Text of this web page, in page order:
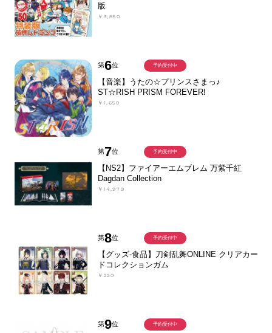
版
￥3,850
第6位
【音楽】うたの☆プリンスさまっ♪
ST☆RISH PRISM FOREVER!
￥1,650
予約受付中
第7位
【NS2】ファイアーエムブレム 万紫千紅
Dagdan Collection
￥14,979
予約受付中
第8位
【グッズ-食品】刀剣乱舞ONLINE クリアカー
ドコレクションガム
￥220
予約受付中
第9位 予約受付中